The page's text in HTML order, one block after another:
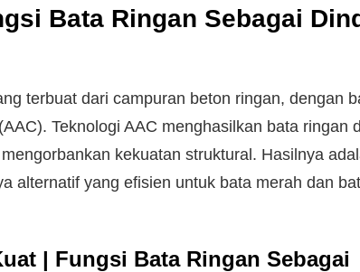
Bata Ringan Sebagai
terbuat dari campuran beton ringan, dengan
Teknologi AAC menghasilkan bata ringan
kekuatan struktural. Hasilnya
alternatif yang efisien untuk bata merah dan
| Fungsi Bata Ringan Sebagai